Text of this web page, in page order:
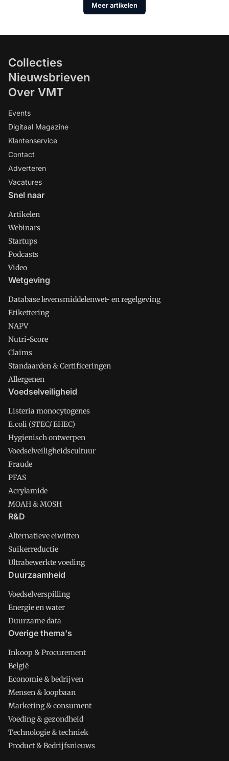
Meer artikelen
Collecties
Nieuwsbrieven
Over VMT
Events
Digitaal Magazine
Klantenservice
Contact
Adverteren
Vacatures
Snel naar
Artikelen
Webinars
Startups
Podcasts
Video
Wetgeving
Database levensmiddelenwet- en regelgeving
Etikettering
NAPV
Nutri-Score
Claims
Standaarden & Certificeringen
Allergenen
Voedselveiligheid
Listeria monocytogenes
E.coli (STEC/ EHEC)
Hygienisch ontwerpen
Voedselveiligheidscultuur
Fraude
PFAS
Acrylamide
MOAH & MOSH
R&D
Alternatieve eiwitten
Suikerreductie
Ultrabewerkte voeding
Duurzaamheid
Voedselverspilling
Energie en water
Duurzame data
Overige thema's
Inkoop & Procurement
België
Economie & bedrijven
Mensen & loopbaan
Marketing & consument
Voeding & gezondheid
Technologie & techniek
Product & Bedrijfsnieuws